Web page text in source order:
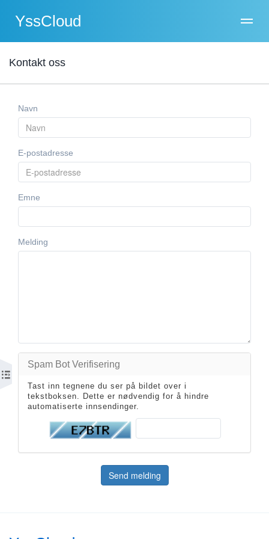
YssCloud
Kontakt oss
Navn
E-postadresse
Emne
Melding
Spam Bot Verifisering
Tast inn tegnene du ser på bildet over i
tekstboksen. Dette er nødvendig for å hindre
automatiserte innsendinger.
Send melding